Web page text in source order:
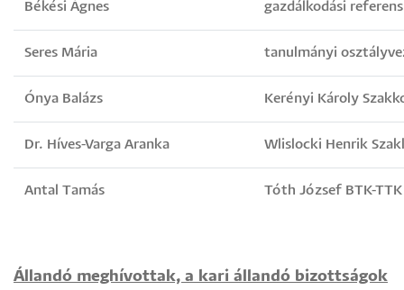
Békési Ágnes gazdálkodási referens
Seres Mária tanulmányi
Ónya Balázs Kerényi Károly
Dr. Híves-Varga Aranka Wlislocki Henrik
Antal Tamás Tóth József BTK-
Állandó meghívottak, a kari állandó bizottságok